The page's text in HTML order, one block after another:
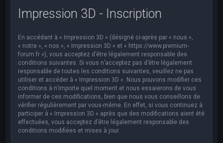
Impression 3D - Inscription
En accédant à « Impression 3D » (désigné ci-après par « nous »,
« notre », « nos », « Impression 3D » et « https://www.premium-
forum.fr »), vous acceptez d’être légalement responsable des
conditions suivantes. Si vous n’acceptez pas d’être légalement
responsable de toutes les conditions suivantes, veuillez ne pas
utiliser et accéder à « Impression 3D ». Nous pouvons modifier ces
conditions à n’importe quel moment et nous essaierons de vous
informer de ces modifications, bien que nous vous conseillons de
vérifier régulièrement par vous-même. En effet, si vous continuez à
participer à « Impression 3D » après que des modifications aient été
effectuées, vous acceptez d’être légalement responsable des
conditions modifiées et mises à jour.